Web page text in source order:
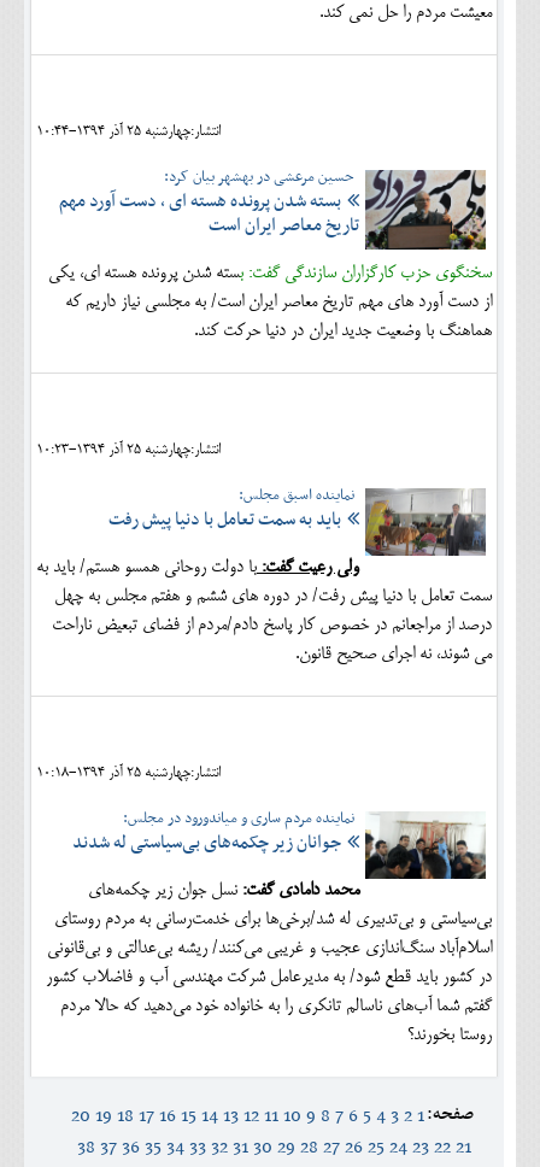
معیشت مردم را حل نمی کند.
انتشار:چهارشنبه 25 آذر 1394-10:44
حسین مرعشی در بهشهر بیان کرد:
بسته شدن پرونده هسته ای ، دست آورد مهم
تاریخ معاصر ایران است
سخنگوی حزب کارگزاران سازندگی گفت: بسته شدن پرونده هسته ای، یکی
از دست آورد های مهم تاریخ معاصر ایران است/ به مجلسی نیاز داریم که
هماهنگ با وضعیت جدید ایران در دنیا حرکت کند.
انتشار:چهارشنبه 25 آذر 1394-10:23
نماینده اسبق مجلس:
باید به سمت تعامل با دنیا پیش رفت
ولی رعیت گفت: با دولت روحانی همسو هستم/ باید به
سمت تعامل با دنیا پیش رفت/ در دوره های ششم و هفتم مجلس به چهل
درصد از مراجعانم در خصوص کار پاسخ دادم/مردم از فضای تبعیض ناراحت
می شوند، نه اجرای صحیح قانون.
انتشار:چهارشنبه 25 آذر 1394-10:18
نماینده مردم ساری و میاندورود در مجلس:
جوانان زیر چکمه‌های بی‌سیاستی له شدند
محمد دامادی گفت: نسل جوان زیر چکمه‌های
بی‌سیاستی و بی‌تدبیری له شد/برخی‌ها برای خدمت‌رسانی به مردم روستای
اسلام‌آباد سنگ‌اندازی عجیب و غریبی می‌کنند/ ریشه بی‌عدالتی و بی‌قانونی
در کشور باید قطع شود/ به مدیرعامل شرکت مهندسی آب و فاضلاب کشور
گفتم شما آب‌های ناسالم تانکری را به خانواده خود می‌دهید که حالا مردم
روستا بخورند؟
صفحه:1
2
3
4
5
6
7
8
9
10
11
12
13
14
15
16
17
18
19
20
21
22
23
24
25
26
27
28
29
30
31
32
33
34
35
36
37
38